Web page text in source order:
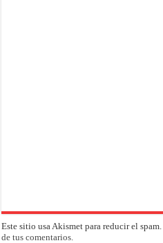
Este sitio usa Akismet para reducir el spam.
de tus comentarios.